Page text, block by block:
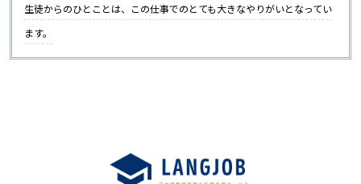
生徒からのひとことは、この仕事でのとても大きなやりがいとなってい
ます。